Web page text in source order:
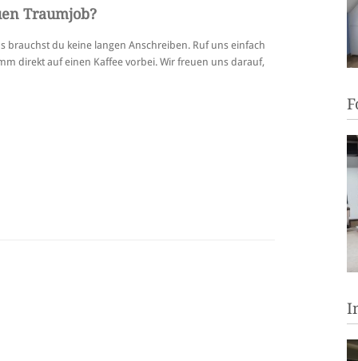
Traumjob?
brauchst du keine langen Anschreiben. Ruf uns einfach
direkt auf einen Kaffee vorbei. Wir freuen uns darauf,